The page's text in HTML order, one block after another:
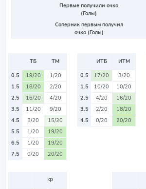
Первые получили очко
(Голы)
Соперник первым получил
очко (Голы)
ТБ
ТМ
0.5
19/20
1/20
1.5
18/20
2/20
2.5
16/20
4/20
3.5
11/20
9/20
4.5
5/20
15/20
5.5
1/20
19/20
6.5
1/20
19/20
7.5
0/20 20/20
ИТБ
ИТМ
0.5
17/20
3/20
1.5
10/20
10/20
2.5
4/20
16/20
3.5
2/20
18/20
4.5
0/20 20/20
Ф